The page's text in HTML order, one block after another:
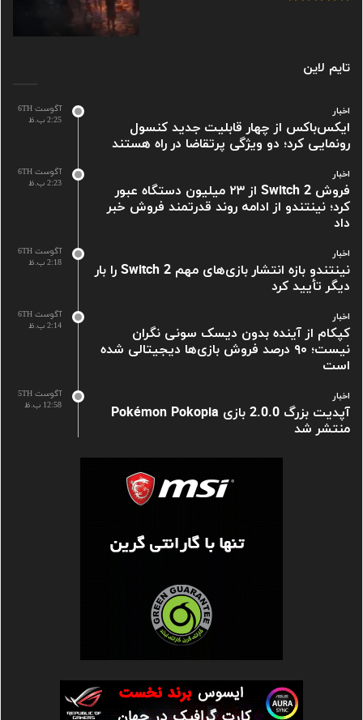
تایم لاین
آگوست 6TH
2:25 ب.ظ
اخبار
ایکس‌باکس از چهار قابلیت جدید کنسول
رونمایی کرد؛ دو ویژگی پرتقاضا در راه هستند
آگوست 6TH
2:23 ب.ظ
اخبار
فروش Switch 2 از ۲۳ میلیون دستگاه عبور
کرد؛ نینتندو از ادامه روند قدرتمند فروش خبر
داد
آگوست 6TH
2:18 ب.ظ
اخبار
نینتندو بازه انتشار بازی‌های مهم Switch 2 را بار
دیگر تأیید کرد
آگوست 6TH
2:14 ب.ظ
اخبار
کپکام از آینده بدون دیسک سونی نگران
نیست؛ ۹۰ درصد فروش بازی‌ها دیجیتالی شده
است
آگوست 5TH
12:58 ب.ظ
اخبار
آپدیت بزرگ 2.0.0 بازی Pokémon Pokopia
منتشر شد